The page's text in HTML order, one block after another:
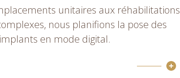
unitaires aux réhabilitations
nous planifions la pose des
implants en mode digital.